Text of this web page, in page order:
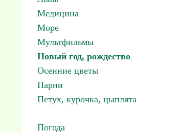
Медицина
Море
Мультфильмы
Новый год, рождество
Осенние цветы
Парни
Петух, курочка, цыплята
Погода